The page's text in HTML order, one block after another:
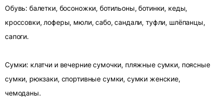
Обувь: балетки, босоножки, ботильоны, ботинки, кеды,
кроссовки, лоферы, мюли, сабо, сандали, туфли, шлёпанцы,
сапоги.
Сумки: клатчи и вечерние сумочки, пляжные сумки, поясные
сумки, рюкзаки, спортивные сумки, сумки женские,
чемоданы.